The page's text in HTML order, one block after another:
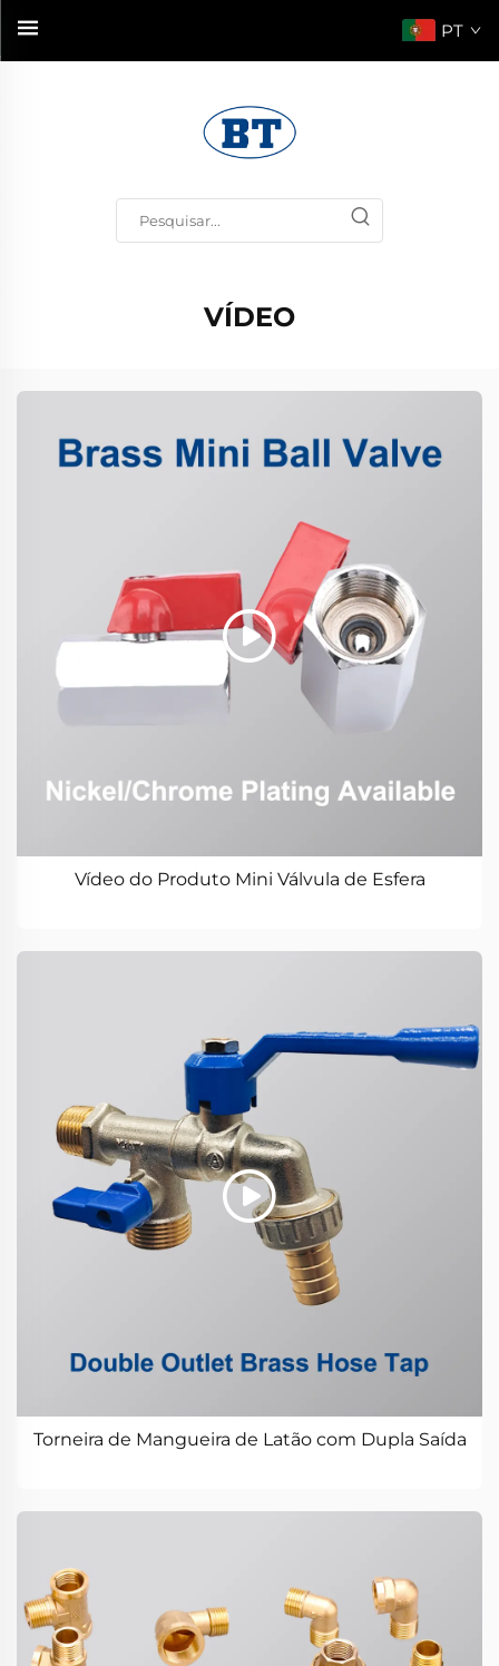
PT
VÍDEO
Vídeo do Produto Mini Válvula de Esfera
Torneira de Mangueira de Latão com Dupla Saída